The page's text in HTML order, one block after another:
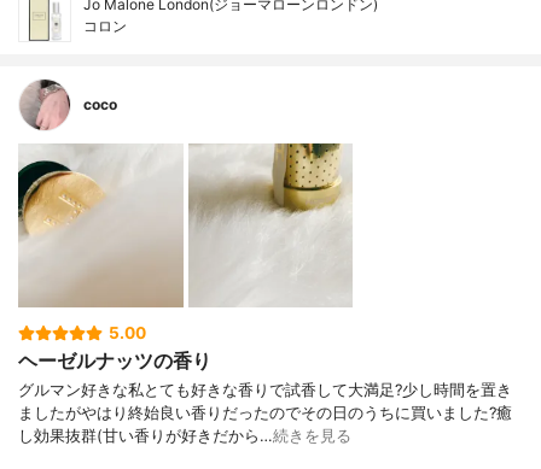
Jo Malone London(ジョーマローンロンドン)
コロン
coco
5.00
ヘーゼルナッツの香り
グルマン好きな私とても好きな香りで試香して大満足?少し時間を置き
ましたがやはり終始良い香りだったのでその日のうちに買いました?癒
し効果抜群(甘い香りが好きだから…続きを見る